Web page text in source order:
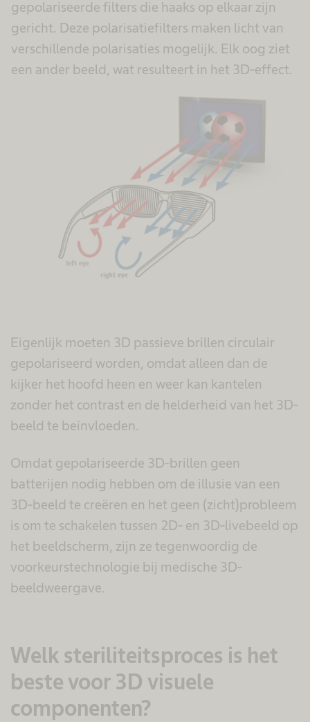
gepolariseerde filters die haaks op elkaar zijn
gericht. Deze polarisatiefilters maken licht van
verschillende polarisaties mogelijk. Elk oog ziet
een ander beeld, wat resulteert in het 3D-effect.
Eigenlijk moeten 3D passieve brillen circulair
gepolariseerd worden, omdat alleen dan de
kijker het hoofd heen en weer kan kantelen
zonder het contrast en de helderheid van het 3D-
beeld te beïnvloeden.
Omdat gepolariseerde 3D-brillen geen
batterijen nodig hebben om de illusie van een
3D-beeld te creëren en het geen (zicht)probleem
is om te schakelen tussen 2D- en 3D-livebeeld op
het beeldscherm, zijn ze tegenwoordig de
voorkeurstechnologie bij medische 3D-
beeldweergave.
Welk steriliteitsproces is het
beste voor 3D visuele
componenten?